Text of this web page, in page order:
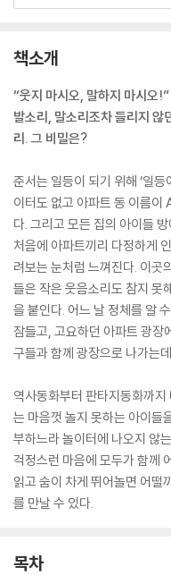
책소개
“웃지 마시오, 말하지 마시오!”
발소리, 말소리조차 들리지 않
리. 그 비밀은?
준서는 일등이 되기 위해 ‘일
이터도 없고 아파트 동 이름이
다. 그리고 모든 집의 아이들
처음에 아파트끼리 다정하게
려보는 눈처럼 느껴진다. 이곳
들은 작은 웃음소리도 참지 못
을 붙인다. 어느 날 정체를 알
잠들고, 고요하던 아파트 광장
구들과 함께 광장으로 나가는
역사동화부터 판타지동화까
는 마음껏 놀지 못하는 아이들
부하느라 놀이터에 나오지 않
걱정스런 마음에 모두가 함께
읽고 숨이 차게 뛰어놀면 어떨
를 만날 수 있다.
목차